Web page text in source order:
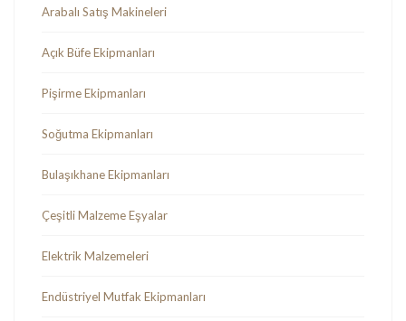
Arabalı Satış Makineleri
Açık Büfe Ekipmanları
Pişirme Ekipmanları
Soğutma Ekipmanları
Bulaşıkhane Ekipmanları
Çeşitli Malzeme Eşyalar
Elektrik Malzemeleri
Endüstriyel Mutfak Ekipmanları